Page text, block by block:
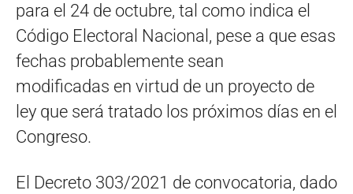
para el 24 de octubre, tal como indica el
Código Electoral Nacional, pese a que esas
fechas probablemente sean
modificadas en virtud de un proyecto de
ley que será tratado los próximos días en el
Congreso.
El Decreto 303/2021 de convocatoria, dado